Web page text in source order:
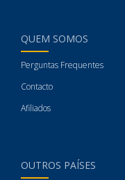
QUEM SOMOS
Perguntas Frequentes
Contacto
Afiliados
OUTROS PAÍSES